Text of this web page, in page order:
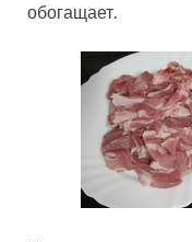
обогащает.